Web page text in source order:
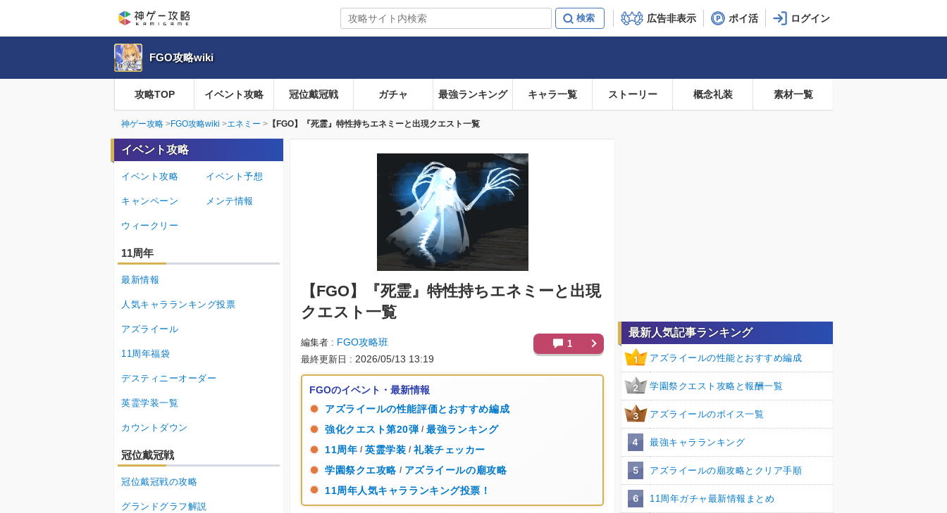
広告非表示 ポイ活
FGO攻略wiki
攻略TOP イベント攻略 冠位戴冠戦 ガチャ 最強ランキング キャラ一覧 ストーリー 概念礼装 素材一覧
神ゲー攻略 FGO攻略wiki エネミー 【FGO】『死霊』特性持ちエネミーと出現クエスト一覧
【FGO】
『死霊』特性持ちエネミーと出現
クエスト一覧
編集者 FGO攻略班
最終更新日 2026/05/13 13:19
1
FGOのイベント・最新情報
アズライールの性能評価とおすすめ編成
強化クエスト第20弾 / 最強ランキング
11周年 / 英霊学装 / 礼装チェッカー
学園祭クエ攻略 / アズライールの廟攻略
11周年人気キャラランキング投票！
最新人気記事ランキング
1 アズライールの性能とおすすめ編成
2 学園祭クエスト攻略と報酬一覧
3 アズライールのボイス一覧
4 最強キャラランキング
5 アズライールの廟攻略とクリア手順
6 11周年ガチャ最新情報まとめ
イベント攻略
イベント攻略 イベント予想
キャンペーン メンテ情報
ウィークリー
11周年
最新情報
人気キャラランキング投票
アズライール
11周年福袋
デスティニーオーダー
英霊学装一覧
カウントダウン
冠位戴冠戦
冠位戴冠戦の攻略
グランドグラフ解説